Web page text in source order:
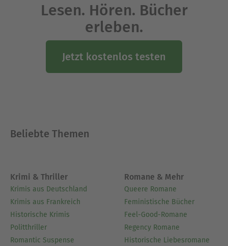
Daseins.
Erfahrungen als Krankenpfleger in der Psychiatrie
lassen den Autor über den Sinn unserer Existenz
Lesen. Hören. Bücher
erleben.
Jetzt kostenlos testen
Beliebte Themen
Krimi & Thriller
Krimis aus Deutschland
Krimis aus Frankreich
Historische Krimis
Politthriller
Romantic Suspense
Romane & Mehr
Queere Romane
Feministische Bücher
Feel-Good-Romane
Regency Romane
Historische Liebesromane